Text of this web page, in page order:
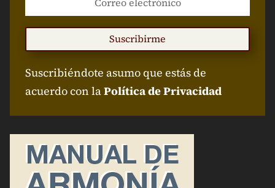
Suscribirme
Suscribiéndote asumo que estás de
acuerdo con laPolítica de Privacidad